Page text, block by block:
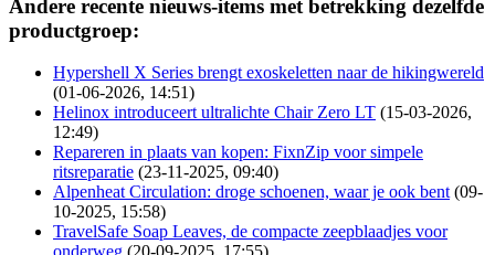
Andere recente nieuws-items met betrekking dezelfde
productgroep:
Hypershell X Series brengt exoskeletten naar de hikingwereld
(01-06-2026, 14:51)
Helinox introduceert ultralichte Chair Zero LT (15-03-2026,
12:49)
Repareren in plaats van kopen: FixnZip voor simpele
ritsreparatie (23-11-2025, 09:40)
Alpenheat Circulation: droge schoenen, waar je ook bent (09-
10-2025, 15:58)
TravelSafe Soap Leaves, de compacte zeepblaadjes voor